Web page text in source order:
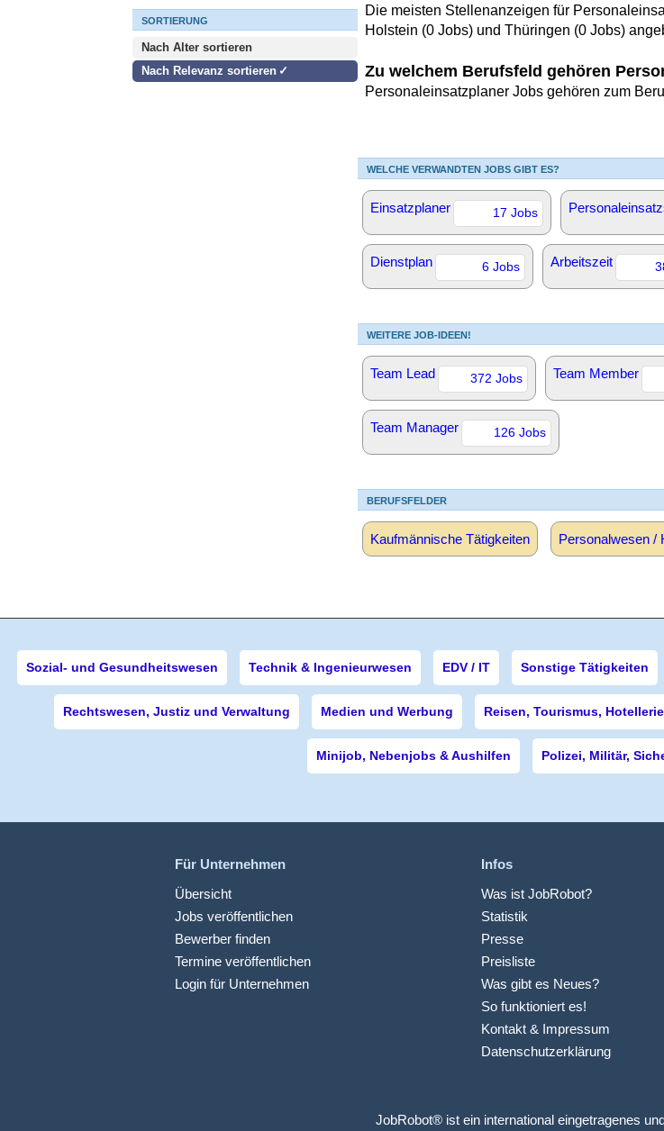
SORTIERUNG
Nach Alter sortieren
Nach Relevanz sortieren
Die meisten Stellenanzeigen für
Holstein (0 Jobs) und Thüringen (0 Jobs)
Zu welchem Berufsfeld gehören
Personaleinsatzplaner Jobs gehören zum
WELCHE VERWANDTEN JOBS GIBT ES?
Einsatzplaner 17 Jobs
Dienstplan 6 Jobs Arbeitszeit
WEITERE JOB-IDEEN!
Team Lead 372 Jobs Team Member
Team Manager 126 Jobs
BERUFSFELDER
Kaufmännische Tätigkeiten Personalwesen /
Sozial- und Gesundheitswesen Technik & Ingenieurwesen EDV / IT Sonstige Tätigkeiten
Rechtswesen, Justiz und Verwaltung Medien und Werbung Reisen, Tourismus,
Minijob, Nebenjobs & Aushilfen Polizei, Militär,
Für Unternehmen
Übersicht
Jobs veröffentlichen
Bewerber finden
Termine veröffentlichen
Login für Unternehmen
Infos
Was ist JobRobot?
Statistik
Presse
Preisliste
Was gibt es Neues?
So funktioniert es!
Kontakt & Impressum
Datenschutzerklärung
JobRobot® ist ein international eingetragenes